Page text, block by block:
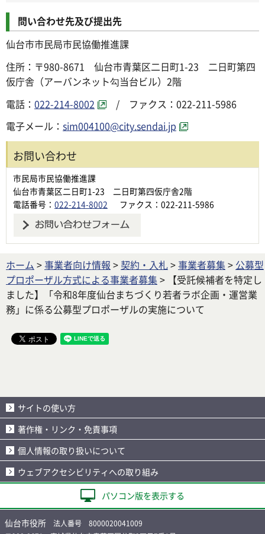
問い合わせ先及び提出先
仙台市市民局市民協働推進課
住所：〒980-8671 仙台市青葉区二日町1-23 二日町第四
仮庁舎（アーバンネット勾当台ビル）2階
電話： 022-214-8002
/ ファクス：022-211-5986
電子メール： sim004100@city.sendai.jp
お問い合わせ
市民局市民協働推進課
仙台市青葉区二日町1-23 二日町第四仮庁舎2階
電話番号： 022-214-8002 ファクス：022-211-5986
ホーム >事業者向け情報 > 契約・入札>事業者募集 > 公募型
プロポーザル方式による事業者募集 > 【受託候補者を特定し
ました】「令和8年度仙台まちづくり若者ラボ企画・運営業
務」に係る公募型プロポーザルの実施について
サイトの使い方
著作権・リンク・免責事項
個人情報の取り扱いについて
ウェブアクセシビリティへの取り組み
パソコン版を表示する
仙台市役所 法人番号 8000020041009